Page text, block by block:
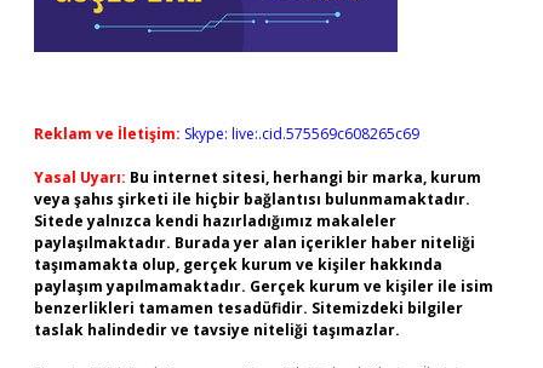
Reklam ve İletişim: Skype: live:.cid.575569c608265c69
Yasal Uyarı: Bu internet sitesi, herhangi bir marka, kurum
veya şahıs şirketi ile hiçbir bağlantısı bulunmamaktadır.
Sitede yalnızca kendi hazırladığımız makaleler
paylaşılmaktadır. Burada yer alan içerikler haber niteliği
taşımamakta olup, gerçek kurum ve kişiler hakkında
paylaşım yapılmamaktadır. Gerçek kurum ve kişiler ile isim
benzerlikleri tamamen tesadüfidir. Sitemizdeki bilgiler
taslak halindedir ve tavsiye niteliği taşımazlar.